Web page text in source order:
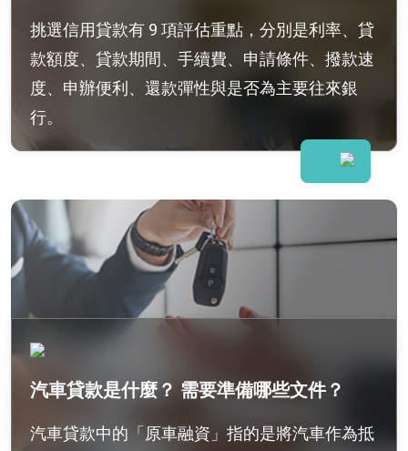
挑選信用貸款有 9 項評估重點，分別是利率、貸
款額度、貸款期間、手續費、申請條件、撥款速
度、申辦便利、還款彈性與是否為主要往來銀
行。
汽車貸款是什麼？ 需要準備哪些文件？
汽車貸款中的「原車融資」指的是將汽車作為抵